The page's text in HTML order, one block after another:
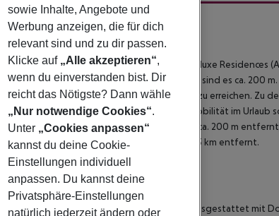
4
Kiesstrand entfernt liegt das Hotel Pefki Deluxe Residences
verfügbar. Zum touristischen Zentrum sind es ca. 200
100 km). Ein Supermarkt ist nach ca. 100 m zu erreichen. Zu
gelangt man nach rund 500 m. Für Mobilität im Urlaub
(ca. 300 m) und eine Bushaltestelle (ca. 200 m
km Entfernung. Der Flughafen (SKG) ist ca. 95 km entfernt.
Die modern eingerichteten Zimmer sind ausgestattet mit
sowie Inhalte, Angebote und
Werbung anzeigen, die für dich
relevant sind und zu dir passen.
Klicke auf „Alle akzeptieren“,
wenn du einverstanden bist. Dir
reicht das Nötigste? Dann wähle
„Nur notwendige Cookies“.
Unter „Cookies anpassen“
kannst du deine Cookie-
Einstellungen individuell
anpassen. Du kannst deine
Privatsphäre-Einstellungen
natürlich jederzeit ändern oder